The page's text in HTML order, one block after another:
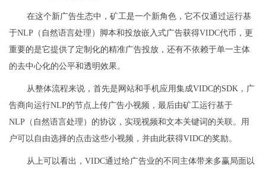
在这个新广告生态中，矿工是一个新角色，它不仅通过运行基
于NLP（自然语言处理）脚本和投放嵌入式广告获得VIDC代币，更
重要的是它提供了定制化的精准广告投放，还有不依赖于单一主体
的去中心化的公平和透明效果。
从整体流程来说，首先是网站和手机应用集成VIDC的SDK，广
告商向运行NLP的节点上传广告小视频，最后由矿工运行基于
NLP（自然语言处理）的协议，实现视频和文本关键词的关联。用
户可以自由选择的点击这些小视频，并由此获得VIDC的奖励。
从上可以看出，VIDC通过给广告业的不同主体带来多赢局面以